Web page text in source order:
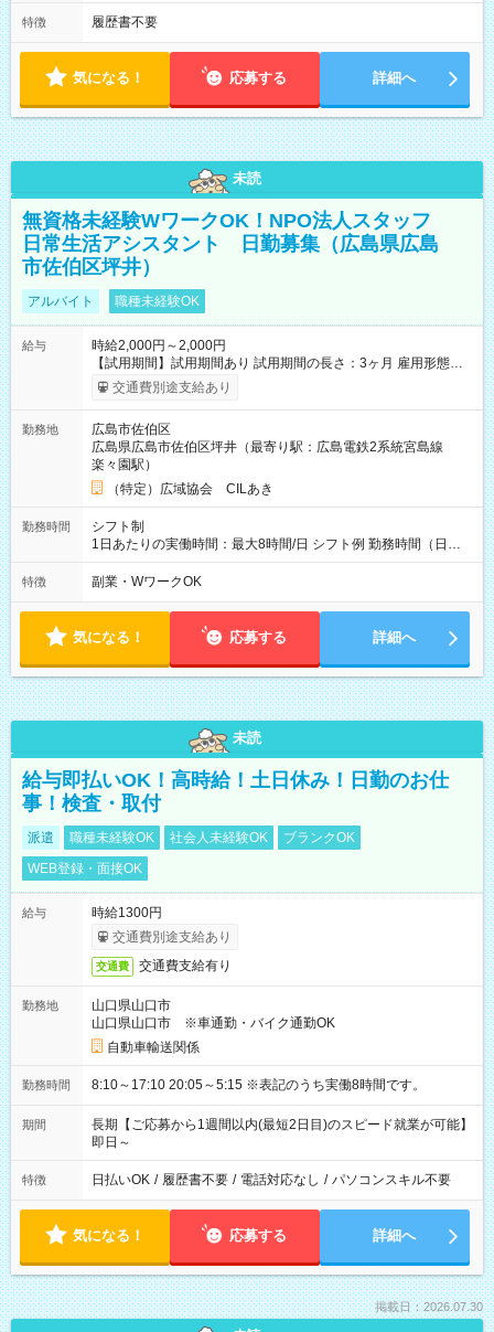
特徴 履歴書不要
気になる！ 応募する 詳細へ
未読
無資格未経験WワークOK！NPO法人スタッフ
日常生活アシスタント 日勤募集（広島県広島
市佐伯区坪井）
アルバイト 職種未経験OK
給与
時給2,000円～2,000円
【試用期間】試用期間あり 試用期間の長さ：3ヶ月 雇用形態、
給与は本採用時と同じです。
交通費別途支給あり
勤務地
広島市佐伯区
広島県広島市佐伯区坪井（最寄り駅：広島電鉄2系統宮島線
楽々園駅）
（特定）広域協会 CILあき
勤務時間
シフト制
1日あたりの実働時間：最大8時間/日 シフト例 勤務時間（日
勤）・8時～18時 （実働時間8時間 待機休憩2時間）（日勤1回
あたりの給与 2万円）
特徴 副業・WワークOK
気になる！ 応募する 詳細へ
未読
給与即払いOK！高時給！土日休み！日勤のお仕
事！検査・取付
派遣 職種未経験OK 社会人未経験OK
ブランクOK
WEB登録・面接OK
給与
時給1300円
交通費別途支給あり
交通費 交通費支給有り
勤務地
山口県山口市
山口県山口市 ※車通勤・バイク通勤OK
自動車輸送関係
勤務時間 8:10～17:10 20:05～5:15 ※表記のうち実働8時間です。
期間
長期【ご応募から1週間以内(最短2日目)のスピード就業が可能】
即日～
特徴 日払いOK / 履歴書不要 / 電話対応なし / パソコンスキル不要
気になる！ 応募する 詳細へ
掲載日：2026.07.30